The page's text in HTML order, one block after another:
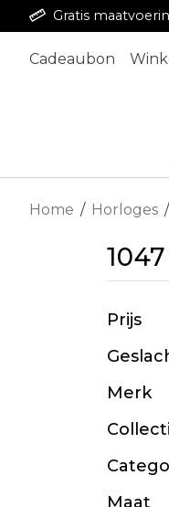
Gratis
Cadeaubon
Home / Horloges /
Prijs
Merk
Maat